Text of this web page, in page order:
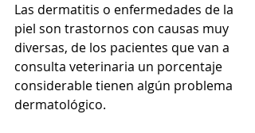
Las dermatitis o enfermedades de la
piel son trastornos con causas muy
diversas, de los pacientes que van a
consulta veterinaria un porcentaje
considerable tienen algún problema
dermatológico.